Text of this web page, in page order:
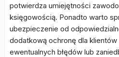
potwierdza umiejętności
księgowością. Ponadto warto
ubezpieczenie od
dodatkową ochronę dla
ewentualnych błędów lub